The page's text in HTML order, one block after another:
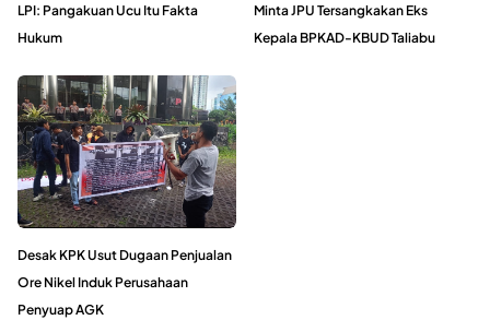
LPI: Pangakuan Ucu Itu Fakta
Hukum
Minta JPU Tersangkakan Eks
Kepala BPKAD-KBUD Taliabu
Desak KPK Usut Dugaan Penjualan
Ore Nikel Induk Perusahaan
Penyuap AGK